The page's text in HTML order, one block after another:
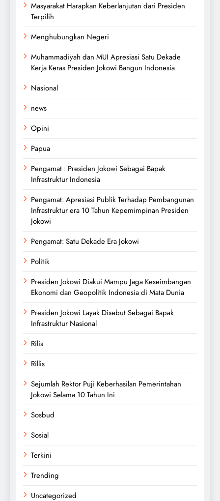
Masyarakat Harapkan Keberlanjutan dari Presiden
Terpilih
Menghubungkan Negeri
Muhammadiyah dan MUI Apresiasi Satu Dekade
Kerja Keras Presiden Jokowi Bangun Indonesia
Nasional
news
Opini
Papua
Pengamat : Presiden Jokowi Sebagai Bapak
Infrastruktur Indonesia
Pengamat: Apresiasi Publik Terhadap Pembangunan
Infrastruktur era 10 Tahun Kepemimpinan Presiden
Jokowi
Pengamat: Satu Dekade Era Jokowi
Politik
Presiden Jokowi Diakui Mampu Jaga Keseimbangan
Ekonomi dan Geopolitik Indonesia di Mata Dunia
Presiden Jokowi Layak Disebut Sebagai Bapak
Infrastruktur Nasional
Rilis
Rillis
Sejumlah Rektor Puji Keberhasilan Pemerintahan
Jokowi Selama 10 Tahun Ini
Sosbud
Sosial
Terkini
Trending
Uncategorized